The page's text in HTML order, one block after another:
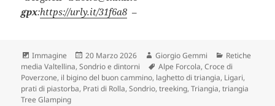
gpx:https://urly.it/31f6a8 –
Formato
Immagine
Scritto
il
20 Marzo 2026 Autore
Giorgio Gemmi Categorie
Retiche
media Valtellina,Sondrio e dintorni Tag
Alpe Forcola,Croce di
Poverzone, il bigino del buon cammino, laghetto di triangia, Ligari,
prati di piastorba, Prati di Rolla,Sondrio,treeking,Triangia,triangia
Tree Glamping